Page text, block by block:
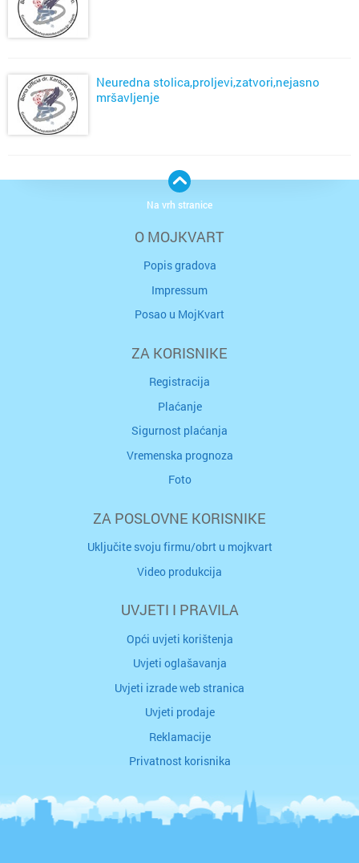
Neuredna stolica,proljevi,zatvori,nejasno
mršavljenje
O MOJKVART
Popis gradova
Impressum
Posao u MojKvart
ZA KORISNIKE
Registracija
Plaćanje
Sigurnost plaćanja
Vremenska prognoza
Foto
ZA POSLOVNE KORISNIKE
Uključite svoju firmu/obrt u mojkvart
Video produkcija
UVJETI I PRAVILA
Opći uvjeti korištenja
Uvjeti oglašavanja
Uvjeti izrade web stranica
Uvjeti prodaje
Reklamacije
Privatnost korisnika
Na vrh stranice